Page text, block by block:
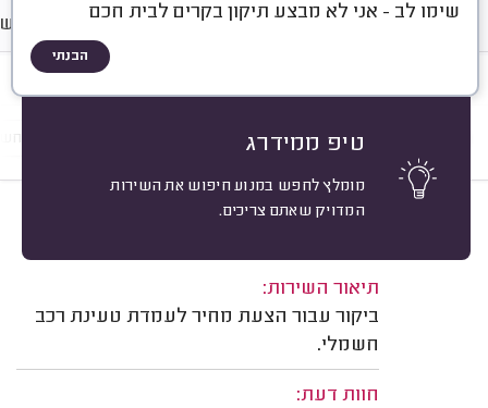
שימו לב - אני לא מבצע תיקון בקרים לבית חכם
הבנתי
טיפ ממידרג
מומלץ לחפש במנוע חיפוש את השירות
המדויק שאתם צריכים.
חוות דעת מחירים ממוצע
תיקונים תשתיות
ולדמיר קורוסקי, עין איילה.
תיאור השירות:
ביקור עבור הצעת מחיר לעמדת טעינת רכב
חשמלי.
חוות דעת: